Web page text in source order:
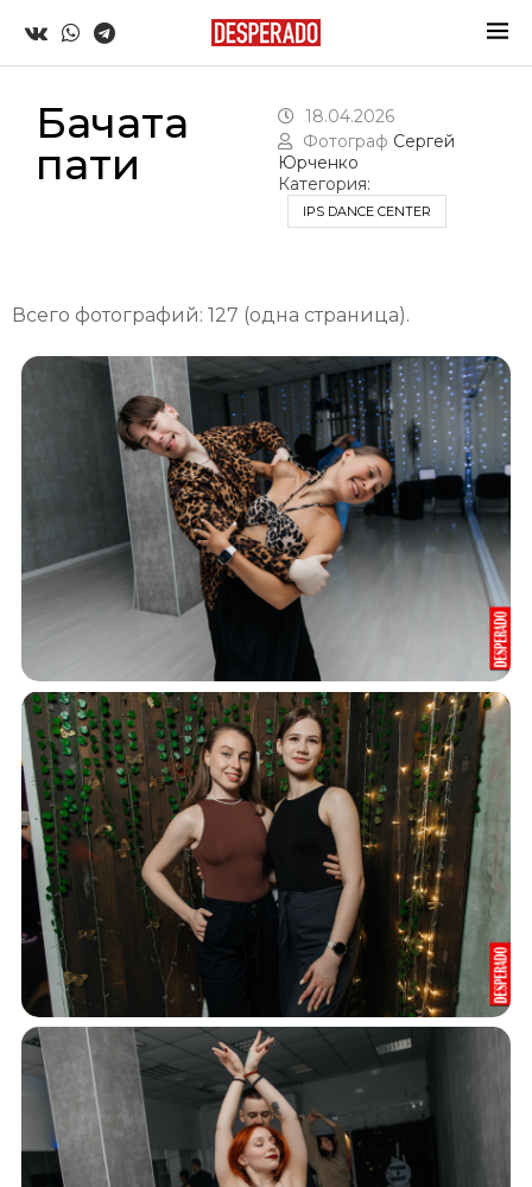
Бачата
пати
18.04.2026
Фотограф Сергей
Юрченко
Категория:
IPS DANCE CENTER
Всего фотографий: 127 (одна страница).